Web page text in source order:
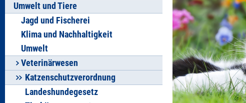
Umwelt und Tiere
Jagd und Fischerei
Klima und Nachhaltigkeit
Umwelt
Veterinärwesen
Katzenschutzverordnung
Landeshundegesetz